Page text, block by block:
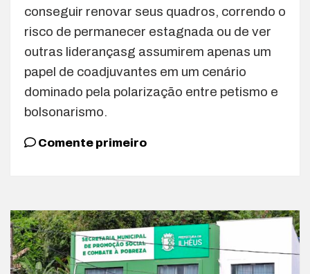
conseguir renovar seus quadros, correndo o
risco de permanecer estagnada ou de ver
outras liderançasg assumirem apenas um
papel de coadjuvantes em um cenário
dominado pela polarização entre petismo e
bolsonarismo.
Comente primeiro